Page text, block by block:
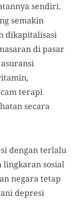
sendiri.
semakin
dikapitalisasi
di pasar
terapi
secara
dengan terlalu
lingkaran sosial
negara tetap
depresi